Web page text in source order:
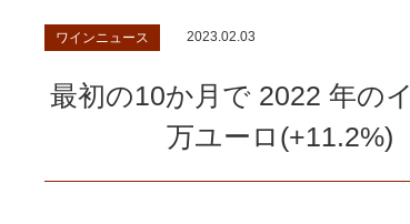
ワインニュース 2023.02.03
最初の10か月で 2022 年の
万ユーロ